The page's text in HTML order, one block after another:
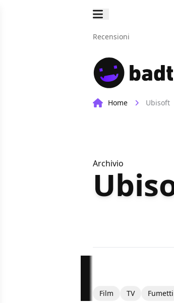
Recensioni
Home Ubisoft
Archivio
Film TV Fumetti